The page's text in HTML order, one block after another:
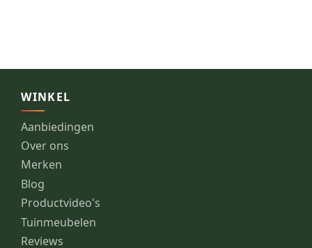
WINKEL
Aanbiedingen
Over ons
Merken
Blog
Productvideo's
Tuinmeubelen
Reviews